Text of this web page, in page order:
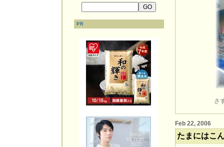
PR
さ
Feb 22, 2006
たまにはこ